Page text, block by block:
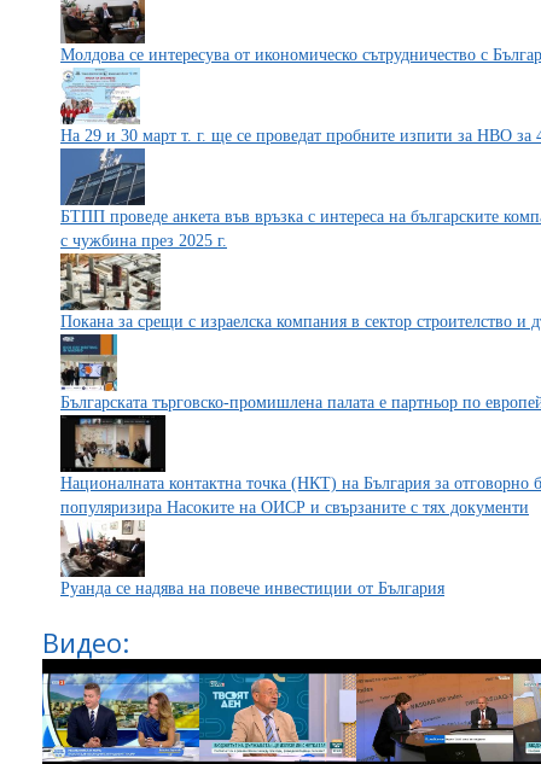
Молдова се интересува от икономическо сътрудничество с
На 29 и 30 март т. г. ще се проведат пробните изпити за НВО за
БТПП проведе анкета във връзка с интереса на българските
с чужбина през 2025 г.
Покана за срещи с израелска компания в сектор строителство и
Българската търговско-промишлена палата е партньор по
Националната контактна точка (НКТ) на България за отговорно
популяризира Насоките на ОИСР и свързаните с тях документи
Руанда се надява на повече инвестиции от България
Видео: